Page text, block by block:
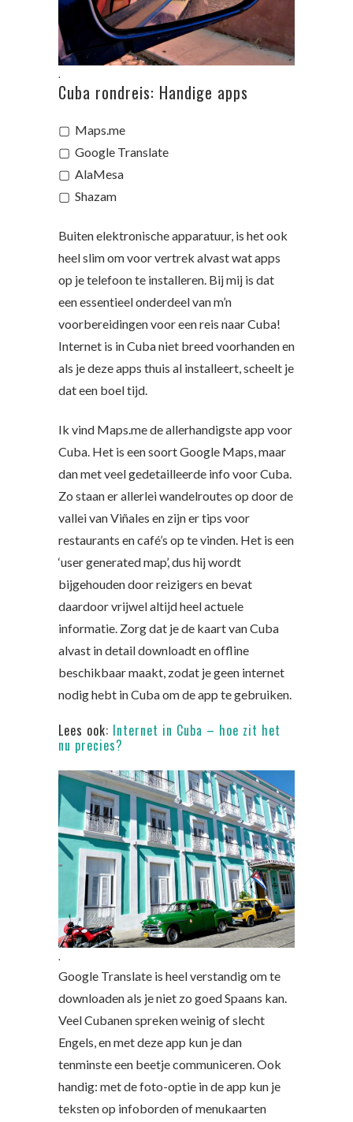
.
Cuba rondreis: Handige apps
▢ Maps.me
▢ Google Translate
▢ AlaMesa
▢ Shazam
Buiten elektronische apparatuur, is het ook
heel slim om voor vertrek alvast wat apps
op je telefoon te installeren. Bij mij is dat
een essentieel onderdeel van m’n
voorbereidingen voor een reis naar Cuba!
Internet is in Cuba niet breed voorhanden en
als je deze apps thuis al installeert, scheelt je
dat een boel tijd.
Ik vind Maps.me de allerhandigste app voor
Cuba. Het is een soort Google Maps, maar
dan met veel gedetailleerde info voor Cuba.
Zo staan er allerlei wandelroutes op door de
vallei van Viñales en zijn er tips voor
restaurants en café’s op te vinden. Het is een
‘user generated map’, dus hij wordt
bijgehouden door reizigers en bevat
daardoor vrijwel altijd heel actuele
informatie. Zorg dat je de kaart van Cuba
alvast in detail downloadt en offline
beschikbaar maakt, zodat je geen internet
nodig hebt in Cuba om de app te gebruiken.
Lees ook: Internet in Cuba – hoe zit het
nu precies?
.
Google Translate is heel verstandig om te
downloaden als je niet zo goed Spaans kan.
Veel Cubanen spreken weinig of slecht
Engels, en met deze app kun je dan
tenminste een beetje communiceren. Ook
handig: met de foto-optie in de app kun je
teksten op infoborden of menukaarten